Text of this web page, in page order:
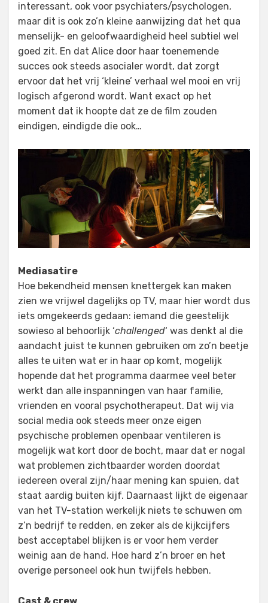
interessant, ook voor psychiaters/psychologen,
maar dit is ook zo’n kleine aanwijzing dat het qua
menselijk- en geloofwaardigheid heel subtiel wel
goed zit. En dat Alice door haar toenemende
succes ook steeds asocialer wordt, dat zorgt
ervoor dat het vrij ‘kleine’ verhaal wel mooi en vrij
logisch afgerond wordt. Want exact op het
moment dat ik hoopte dat ze de film zouden
eindigen, eindigde die ook…
Mediasatire
Hoe bekendheid mensen knettergek kan maken
zien we vrijwel dagelijks op TV, maar hier wordt dus
iets omgekeerds gedaan: iemand die geestelijk
sowieso al behoorlijk ‘challenged‘ was denkt al die
aandacht juist te kunnen gebruiken om zo’n beetje
alles te uiten wat er in haar op komt, mogelijk
hopende dat het programma daarmee veel beter
werkt dan alle inspanningen van haar familie,
vrienden en vooral psychotherapeut. Dat wij via
social media ook steeds meer onze eigen
psychische problemen openbaar ventileren is
mogelijk wat kort door de bocht, maar dat er nogal
wat problemen zichtbaarder worden doordat
iedereen overal zijn/haar mening kan spuien, dat
staat aardig buiten kijf. Daarnaast lijkt de eigenaar
van het TV-station werkelijk niets te schuwen om
z’n bedrijf te redden, en zeker als de kijkcijfers
best acceptabel blijken is er voor hem verder
weinig aan de hand. Hoe hard z’n broer en het
overige personeel ook hun twijfels hebben.